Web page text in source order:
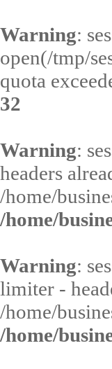
Warning:
open(/tmp/
quota
32
Warning:
headers
/home/
/home/
Warning:
limiter -
/home/
/home/